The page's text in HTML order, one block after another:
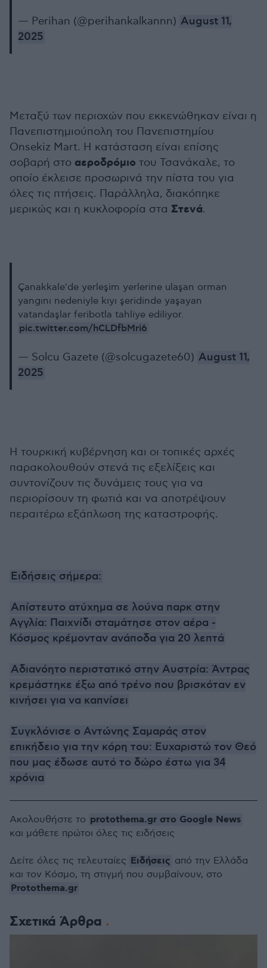
— Perihan (@perihankalkannn) August 11,
2025
Μεταξύ των περιοχών που εκκενώθηκαν είναι η
Πανεπιστημιούπολη του Πανεπιστημίου
Onsekiz Mart. Η κατάσταση είναι επίσης
σοβαρή στο αεροδρόμιο του Τσανάκαλε, το
οποίο έκλεισε προσωρινά την πίστα του για
όλες τις πτήσεις. Παράλληλα, διακόπηκε
μερικώς και η κυκλοφορία στα Στενά.
Çanakkale'de yerleşim yerlerine ulaşan orman
yangını nedeniyle kıyı şeridinde yaşayan
vatandaşlar feribotla tahliye ediliyor.
pic.twitter.com/hCLDfbMri6
— Solcu Gazete (@solcugazete60) August 11,
2025
Η τουρκική κυβέρνηση και οι τοπικές αρχές
παρακολουθούν στενά τις εξελίξεις και
συντονίζουν τις δυνάμεις τους για να
περιορίσουν τη φωτιά και να αποτρέψουν
περαιτέρω εξάπλωση της καταστροφής.
Ειδήσεις σήμερα:
Απίστευτο ατύχημα σε λούνα παρκ στην
Αγγλία: Παιχνίδι σταμάτησε στον αέρα -
Κόσμος κρέμονταν ανάποδα για 20 λεπτά
Αδιανόητο περιστατικό στην Αυστρία: Άντρας
κρεμάστηκε έξω από τρένο που βρισκόταν εν
κινήσει για να καπνίσει
Συγκλόνισε ο Αντώνης Σαμαράς στον
επικήδειο για την κόρη του: Ευχαριστώ τον Θεό
που μας έδωσε αυτό το δώρο έστω για 34
χρόνια
Σχετικά Άρθρα
Ακολουθήστε το protothema.gr στο Google News
και μάθετε πρώτοι όλες τις ειδήσεις
Δείτε όλες τις τελευταίες Ειδήσεις από την Ελλάδα
και τον Κόσμο, τη στιγμή που συμβαίνουν, στο
Protothema.gr